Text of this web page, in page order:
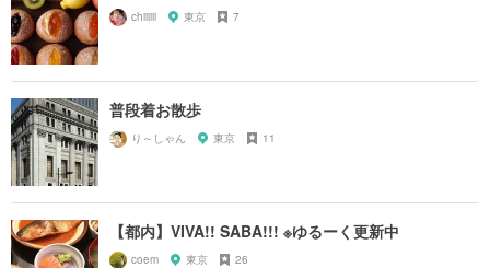
chiiiiii 東京 7
普段着お散歩
り～しゃん 東京 11
【都内】VIVA!! SABA!!! ※ゆるーく更新中
coem 東京 26